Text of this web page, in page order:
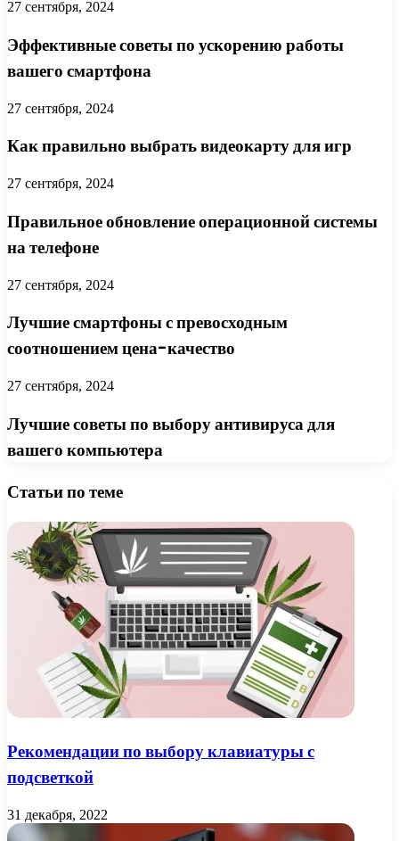
27 сентября, 2024
Эффективные советы по ускорению работы
вашего смартфона
27 сентября, 2024
Как правильно выбрать видеокарту для игр
27 сентября, 2024
Правильное обновление операционной системы
на телефоне
27 сентября, 2024
Лучшие смартфоны с превосходным
соотношением цена-качество
27 сентября, 2024
Лучшие советы по выбору антивируса для
вашего компьютера
Статьи по теме
Рекомендации по выбору клавиатуры с
подсветкой
31 декабря, 2022